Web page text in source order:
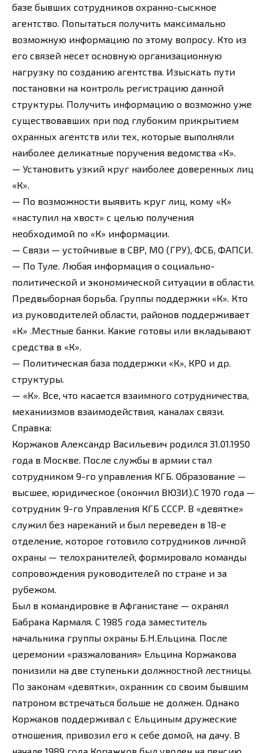
базе бывших сотрудников охранно-сыскное
агентство. Попытаться получить максимально
возможную информацию по этому вопросу. Кто из
его связей несет основную организационную
нагрузку по созданию агентства. Изыскать пути
постановки на контроль регистрацию данной
структуры. Получить информацию о возможно уже
существовавших при под глубоким прикрытием
охранных агентств или тех, которые выполняли
наиболее деликатные поручения ведомства «К».
— Установить узкий круг наиболее доверенных лиц
«К».
— По возможности выявить круг лиц, кому «К»
«наступил на хвост» с целью получения
необходимой по «К» информации.
— Связи — устойчивые в СВР, МО (ГРУ), ФСБ, ФАПСИ.
— По Туле. Любая информация о социально-
политической и экономической ситуации в области.
Предвыборная борьба. Группы поддержки «К». Кто
из руководителей области, районов поддерживает
«К» .Местные банки. Какие готовы или вкладывают
средства в «К».
— Политическая база поддержки «К», КРО и др.
структуры.
— «К». Все, что касается взаимного сотрудничества,
механиизмов взаимодействия, каналах связи.
Справка:
Коржаков Александр Васильевич родился 31.01.1950
года в Москве. После службы в армии стал
сотрудником 9-го управления КГБ. Образование —
высшее, юридическое (окончил ВЮЗИ).С 1970 года —
сотрудник 9-го Управления КГБ СССР. В «девятке»
служил без нареканий и был переведен в 18-е
отделение, которое готовило сотрудников личной
охраны — телохранителей, формировало команды
сопровождения руководителей по стране и за
рубежом.
Был в командировке в Афганистане — охранял
Бабрака Кармаля. С 1985 года заместитель
начальника группы охраны Б.Н.Ельцина. После
церемонии «разжалования» Ельцина Коржакова
понизили на две ступеньки должностной лестницы.
По законам «девятки», охранник со своим бывшим
патроном встречаться больше не должен. Однако
Коржаков поддерживал с Ельциным дружеские
отношения, привозил его к себе домой, на дачу. В